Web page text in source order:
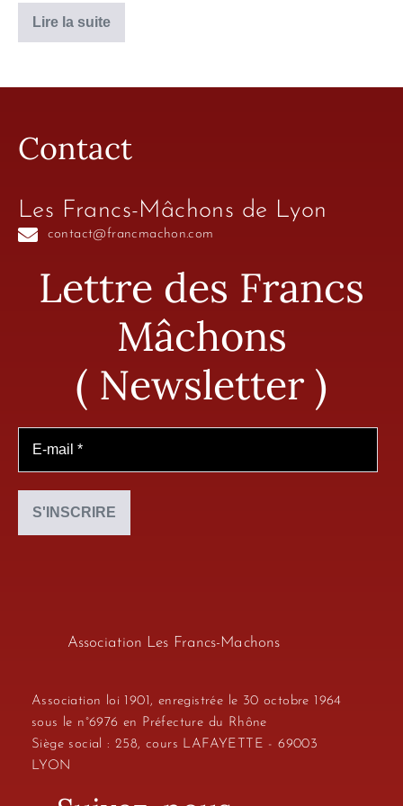
Lire la suite
Contact
Les Francs-Mâchons de Lyon
contact@francmachon.com
Lettre des Francs
Mâchons
( Newsletter )
Association Les Francs-Machons
Association loi 1901, enregistrée le 30 octobre 1964
sous le n°6976 en Préfecture du Rhône
Siège social : 258, cours LAFAYETTE - 69003
LYON